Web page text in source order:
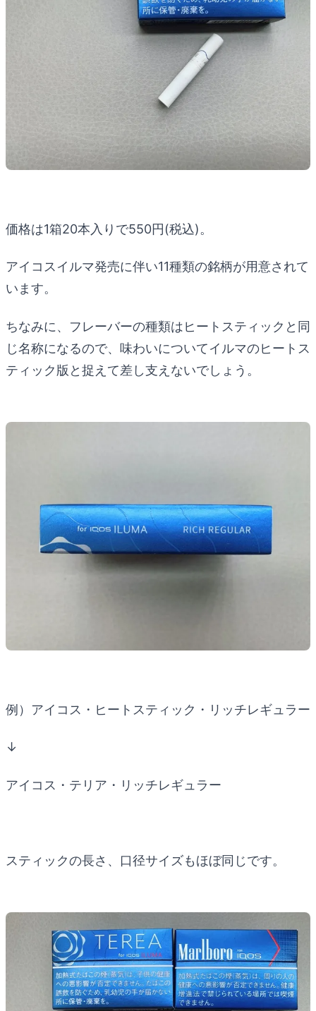
価格は1箱20本入りで550円(税込)。
アイコスイルマ発売に伴い11種類の銘柄が用意されて
います。
ちなみに、フレーバーの種類はヒートスティックと同
じ名称になるので、味わいについてイルマのヒートス
ティック版と捉えて差し支えないでしょう。
例）アイコス・ヒートスティック・リッチレギュラー
↓
アイコス・テリア・リッチレギュラー
スティックの長さ、口径サイズもほぼ同じです。